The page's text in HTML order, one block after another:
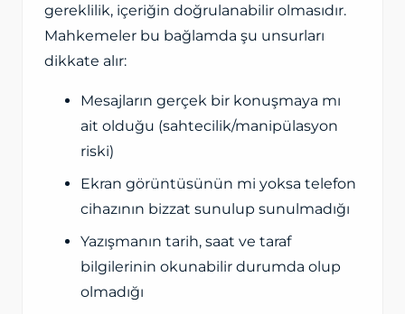
gereklilik, içeriğin doğrulanabilir olmasıdır.
Mahkemeler bu bağlamda şu unsurları
dikkate alır:
Mesajların gerçek bir konuşmaya mı
ait olduğu (sahtecilik/manipülasyon
riski)
Ekran görüntüsünün mi yoksa telefon
cihazının bizzat sunulup sunulmadığı
Yazışmanın tarih, saat ve taraf
bilgilerinin okunabilir durumda olup
olmadığı